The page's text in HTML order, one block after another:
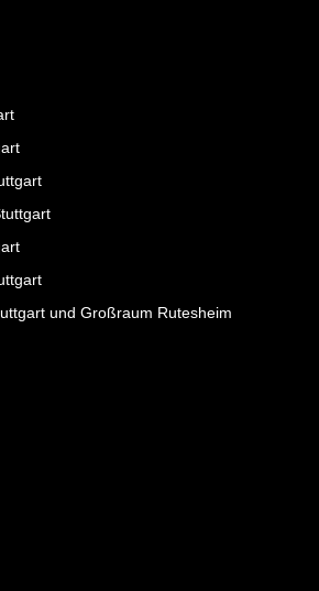
und Großraum Rutesheim